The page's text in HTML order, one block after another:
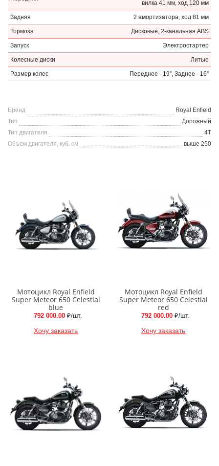
вилка 41 мм, ход 120 мм
Задняя 2 амортизатора, ход 81 мм
Тормоза Дисковые, 2-канальная ABS
Запуск Электростартер
Колесные диски Литые
Размер колес Переднее - 19”, Заднее - 16”
Бренд
Royal Enfield
Тип
Дорожный
Тип двигателя
4Т
Объем двигателя, куб. см
выше 250
Мотоцикл Royal Enfield
Super Meteor 650 Celestial
blue
792 000.00 ₽/шт.
Хочу заказать
Мотоцикл Royal Enfield
Super Meteor 650 Celestial
red
792 000.00 ₽/шт.
Хочу заказать